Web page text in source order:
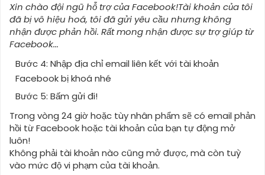
Xin chào đội ngũ hỗ trợ của Facebook!Tài khoản của tôi
đã bị vô hiệu hoá, tôi đã gửi yêu cầu nhưng không
nhận được phản hồi. Rất mong nhận được sự trợ giúp từ
Facebook...
Bước 4: Nhập địa chỉ email liên kết với tài khoản
Facebook bị khoá nhé
Bước 5: Bấm gửi đi!
Trong vòng 24 giờ hoặc tùy nhân phẩm sẽ có email phản
hồi từ Facebook hoặc tài khoản của bạn tự động mở
luôn!
Không phải tài khoản nào cũng mở được, mà còn tuỳ
vào mức độ vi phạm của tài khoản.